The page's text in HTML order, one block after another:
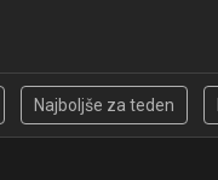
Najboljše za teden